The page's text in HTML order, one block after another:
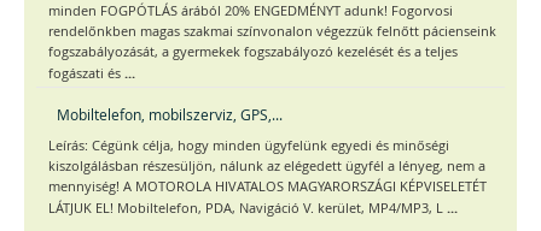
minden FOGPÓTLÁS árából 20% ENGEDMÉNYT adunk! Fogorvosi
rendelőnkben magas szakmai színvonalon végezzük felnőtt pácienseink
fogszabályozását, a gyermekek fogszabályozó kezelését és a teljes
fogászati és ...
Mobiltelefon, mobilszerviz, GPS,...
Leírás: Cégünk célja, hogy minden ügyfelünk egyedi és minőségi
kiszolgálásban részesüljön, nálunk az elégedett ügyfél a lényeg, nem a
mennyiség! A MOTOROLA HIVATALOS MAGYARORSZÁGI KÉPVISELETÉT
LÁTJUK EL! Mobiltelefon, PDA, Navigáció V. kerület, MP4/MP3, L ...